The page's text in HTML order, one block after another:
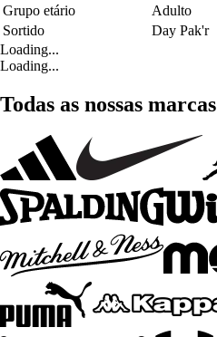
Grupo etário
Adulto
Sortido
Day Pak'r
Loading...
Loading...
Todas as nossas marcas